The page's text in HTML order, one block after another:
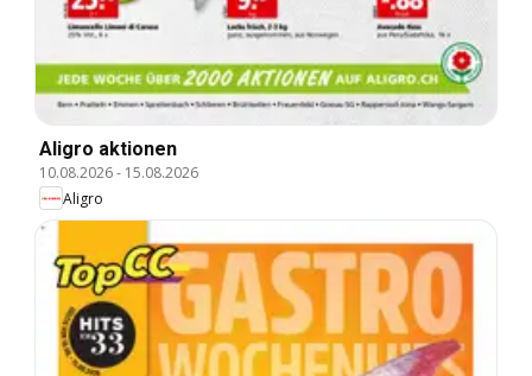
Aligro aktionen
10.08.2026- 15.08.2026
Aligro